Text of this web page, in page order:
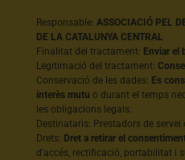
Responsable:ASSOCIACIÓ PEL
DE LA CATALUNYA CENTRAL
Finalitat del tractament: Enviar el
Legitimació del tractament:
Conservació de les dades: Es
interès mutu o durant el temps
les obligacions legals.
Destinataris: Prestadors de servei
Drets: Dret a retirar el
d'accés, rectificació, portabilitat i